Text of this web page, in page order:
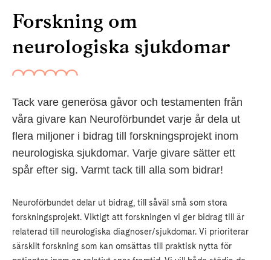
Forskning om
neurologiska sjukdomar
Tack vare generösa gåvor och testamenten från
våra givare kan Neuroförbundet varje år dela ut
flera miljoner i bidrag till forskningsprojekt inom
neurologiska sjukdomar. Varje givare sätter ett
spår efter sig. Varmt tack till alla som bidrar!
Neuroförbundet delar ut bidrag, till såväl små som stora
forskningsprojekt. Viktigt att forskningen vi ger bidrag till är
relaterad till neurologiska diagnoser/sjukdomar. Vi prioriterar
särskilt forskning som kan omsättas till praktisk nytta för